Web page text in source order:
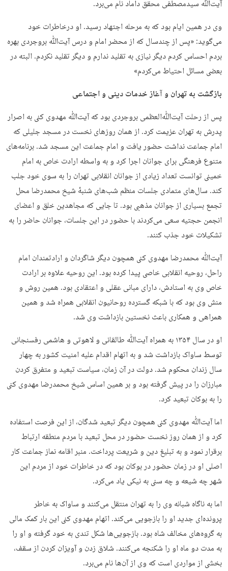
آیت‌ﷲ سیدمصطفی محقق داماد نام می‌برد.
وی در همین ایام بود که به مرحله اجتهاد رسید. او درخاطرات خود
می‌گوید: «پس از چندسال که از محضر امام و درس آیت‌ﷲ بروجردی بهره
بردم احساس کردم دیگر نیازی به تقلید ندارم و دیگر تقلید نکردم. البته در
بعضی مسائل احتیاط می‌کردم»
بازگشت به تهران و آغاز خدمات دینی و اجتماعی
پس از رحلت آیت‌ﷲ‌العظمی بروجردی بود که آیت‌ﷲ مهدوی کنی به اصرار
پدرش به تهران عزیمت کرد. از همان روزهای نخست در مسجد جلیلی که
امام جماعت نداشت حضور یافت و امام جماعت این مسجد شد. برنامه‌های
متنوع فرهنگی برای جوانان اجرا کرد و به واسطه ارادت خاص به امام
خمینی توانست تعداد زیادی از جوانان انقلابی تهران را به سوی خود جلب
کند. سال‌های متمادی جلسات منظم شب‌های شنبهٔ شیخ محمدرضا محل
تجمع بسیاری از جوانان مذهبی بود. تا جایی که مجاهدین خلق و اعضای
انجمن حجتیه سعی می‌کردند با حضور در این جلسات، جوانان حاضر را به
تشکیلات خود جذب کنند.
آیت‌ﷲ محمدرضا مهدوی کنی همچون دیگر شاگردان و ارادتمندان امام
راحل، روحیه انقلابی خاصی پیدا کرده بود. این روحیه علاوه بر ارادت
خاص وی به استادش، دارای مبانی عقلی و اعتقادی بود. همین روش و
منش وی بود که با شبکه گسترده روحانیون انقلابی همراه شد و همین
همراهی و همکاری باعث نخستین بازداشت وی شد.
او در سال ۱۳۵۴ به همراه آیت‌ﷲ طالقانی و لاهوتی و هاشمی رفسنجانی
توسط ساواک بازداشت شد و به اتهام اقدام علیه امنیت کشور به چهار
سال زندان محکوم شد. دولت در آن زمان، سیاست تبعید و متفرق کردن
مبارزان را در پیش گرفته بود و بر همین اساس شیخ محمدرضا مهدوی کنی
را به بوکان تبعید کرد.
اما آیت‌ﷲ مهدوی کنی همچون دیگر تبعید شدگان، از این فرصت استفاده
کرد و از همان روز نخست حضور در محل تبعید با مردم منطقه ارتباط
برقرار نمود و به تبلیغ دین و شریعت پرداخت. منبر اقامه نماز جماعت کار
اصلی او در زمان حضور در بوکان بود که در خاطرات خود از مردم این
شهر چه شیعه و چه سنی به نیکی یاد می‌کرد.
اما به ناگاه شبانه وی را به تهران منتقل می‌کنند و ساواک به خاطر
پرونده‌ای جدید او را بازجویی می‌کند. اتهام مهدوی کنی این بار کمک مالی
به گروه‌های مخالف شاه بود. بازجویی‌ها شکل تندی به خود گرفته و او را
به مدت دو ماه او را شکنجه می‌کنند. شلاق زدن و آویزان کردن از سقف،
بخشی از مواردی است که وی از آن‌ها نام می‌برد.